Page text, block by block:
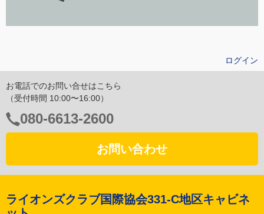
ログイン
お電話でのお問い合せはこちら
（受付時間 10:00〜16:00）
電
話
号：
080-6613-2600
お問い合わせ
ライオンズクラブ国際協会331-C地区キャビネ